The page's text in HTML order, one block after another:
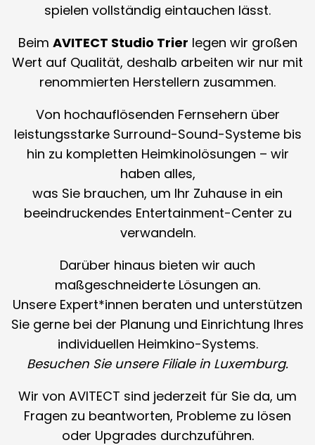
spielen vollständig eintauchen lässt.
Beim AVITECT Studio Trier legen wir großen
Wert auf Qualität, deshalb arbeiten wir nur mit
renommierten Herstellern zusammen.
Von hochauflösenden Fernsehern über
leistungsstarke Surround-Sound-Systeme bis
hin zu kompletten Heimkinolösungen – wir
haben alles,
was Sie brauchen, um Ihr Zuhause in ein
beeindruckendes Entertainment-Center zu
verwandeln.
Darüber hinaus bieten wir auch
maßgeschneiderte Lösungen an.
Unsere Expert*innen beraten und unterstützen
Sie gerne bei der Planung und Einrichtung Ihres
individuellen Heimkino-Systems.
Besuchen Sie unsere Filiale in Luxemburg.
Wir von AVITECT sind jederzeit für Sie da, um
Fragen zu beantworten, Probleme zu lösen
oder Upgrades durchzuführen.